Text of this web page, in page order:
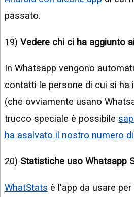
passato.
19) Vedere chi ci ha aggiunto
In Whatsapp vengono
contatti le persone di cui si ha
(che ovviamente usano
trucco speciale è possibile
ha asalvato il nostro numero
20) Statistiche uso Whatsapp
WhatStats è l'app da usare